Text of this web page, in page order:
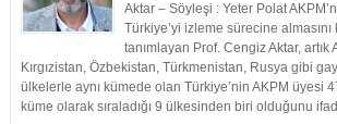
Aktar – Söyleşi : Yeter Polat
Türkiye’yi izleme sürecine
tanımlayan Prof. Cengiz Aktar, artık
Kırgızistan, Özbekistan, Türkmenistan, Rusya gibi
ülkelerle aynı kümede olan Türkiye’nin AKPM üyesi
küme olarak sıraladığı 9 ülkesinden biri olduğunu